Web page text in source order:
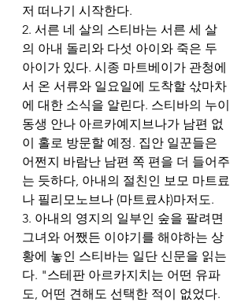
저 떠나기 시작한다.
2. 서른 네 살의 스티바는 서른 세 살
의 아내 돌리와 다섯 아이와 죽은 두
아이가 있다. 시종 마트베이가 관청에
서 온 서류와 일요일에 도착할 삯마차
에 대한 소식을 알린다. 스티바의 누이
동생 안나 아르카예지브나가 남편 없
이 홀로 방문할 예정. 집안 일꾼들은
어쩐지 바람난 남편 쪽 편을 더 들어주
는 듯하다, 아내의 절친인 보모 마트료
나 필리모노브나 (마트료샤)마저도.
3. 아내의 영지의 일부인 숲을 팔려면
그녀와 어쨌든 이야기를 해야하는 상
황에 놓인 스티바는 일단 신문을 읽는
다. "스테판 아르카지치는 어떤 유파
도, 어떤 견해도 선택한 적이 없었다.